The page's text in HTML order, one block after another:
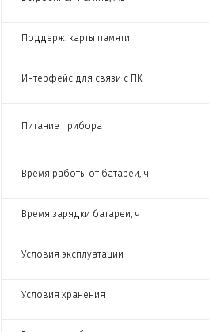
Поддерж. карты памяти
Интерфейс для связи с ПК
Питание прибора
Время работы от батареи, ч
Время зарядки батареи, ч
Условия эксплуатации
Условия хранения